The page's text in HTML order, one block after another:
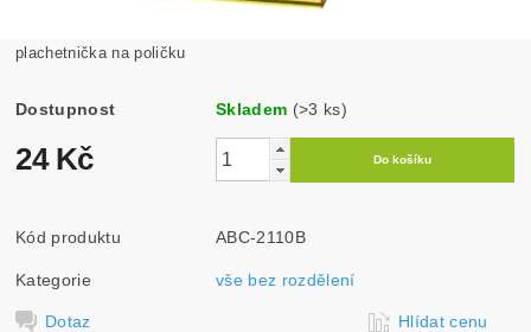
plachetnička na poličku
Dostupnost Skladem (>3 ks)
24 Kč
Kód produktu ABC-2110B
Kategorie vše bez rozdělení
Dotaz Hlídat cenu